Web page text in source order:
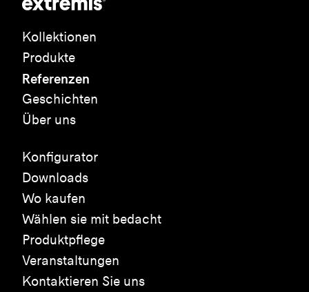
Kollektionen
Produkte
Referenzen
Geschichten
Über uns
Konfigurator
Downloads
Wo kaufen
Wählen sie mit bedacht
Produktpflege
Veranstaltungen
Kontaktieren Sie uns